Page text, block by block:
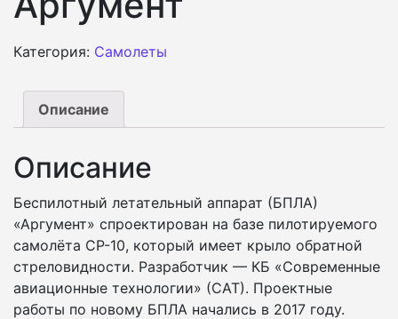
Категория: Самолеты
Описание
Описание
Беспилотный летательный аппарат (БПЛА)
«Аргумент» спроектирован на базе пилотируемого
самолёта СР-10, который имеет крыло обратной
стреловидности. Разработчик — КБ «Современные
авиационные технологии» (САТ). Проектные
работы по новому БПЛА начались в 2017 году.